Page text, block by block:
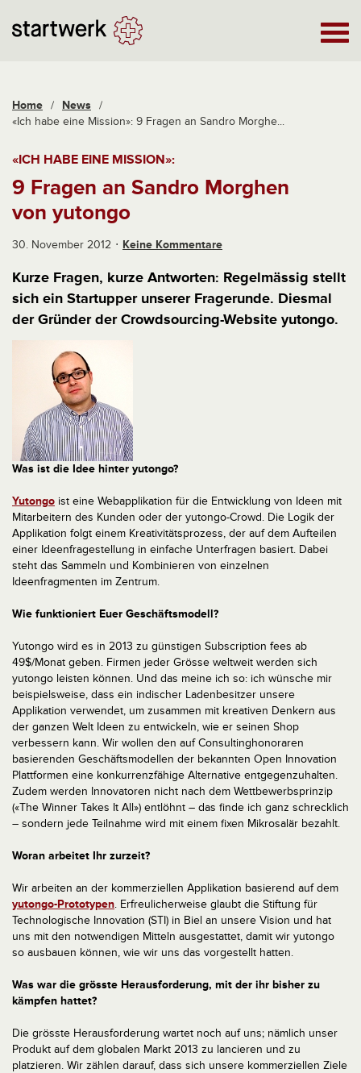
Home / News /
«Ich habe eine Mission»: 9 Fragen an Sandro Morghe...
«ICH HABE EINE MISSION»:
9 Fragen an Sandro Morghen
von yutongo
30. November 2012 Keine Kommentare
Kurze Fragen, kurze Antworten: Regelmässig stellt
sich ein Startupper unserer Fragerunde. Diesmal
der Gründer der Crowdsourcing-Website yutongo.
Was ist die Idee hinter yutongo?
Yutongo ist eine Webapplikation für die Entwicklung von Ideen mit
Mitarbeitern des Kunden oder der yutongo-Crowd. Die Logik der
Applikation folgt einem Kreativitätsprozess, der auf dem Aufteilen
einer Ideenfragestellung in einfache Unterfragen basiert. Dabei
steht das Sammeln und Kombinieren von einzelnen
Ideenfragmenten im Zentrum.
Wie funktioniert Euer Geschäftsmodell?
Yutongo wird es in 2013 zu günstigen Subscription fees ab
49$/Monat geben. Firmen jeder Grösse weltweit werden sich
yutongo leisten können. Und das meine ich so: ich wünsche mir
beispielsweise, dass ein indischer Ladenbesitzer unsere
Applikation verwendet, um zusammen mit kreativen Denkern aus
der ganzen Welt Ideen zu entwickeln, wie er seinen Shop
verbessern kann. Wir wollen den auf Consultinghonoraren
basierenden Geschäftsmodellen der bekannten Open Innovation
Plattformen eine konkurrenzfähige Alternative entgegenzuhalten.
Zudem werden Innovatoren nicht nach dem Wettbewerbsprinzip
(«The Winner Takes It All») entlöhnt – das finde ich ganz schrecklich
– sondern jede Teilnahme wird mit einem fixen Mikrosalär bezahlt.
Woran arbeitet Ihr zurzeit?
Wir arbeiten an der kommerziellen Applikation basierend auf dem
yutongo-Prototypen. Erfreulicherweise glaubt die Stiftung für
Technologische Innovation (STI) in Biel an unsere Vision und hat
uns mit den notwendigen Mitteln ausgestattet, damit wir yutongo
so ausbauen können, wie wir uns das vorgestellt hatten.
Was war die grösste Herausforderung, mit der ihr bisher zu
kämpfen hattet?
Die grösste Herausforderung wartet noch auf uns; nämlich unser
Produkt auf dem globalen Markt 2013 zu lancieren und zu
platzieren. Wir zählen darauf, dass sich unsere kommerziellen Ziele